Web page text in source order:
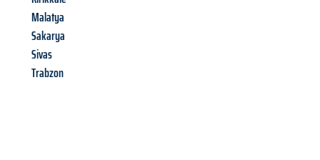
Malatya
Sakarya
Sivas
Trabzon